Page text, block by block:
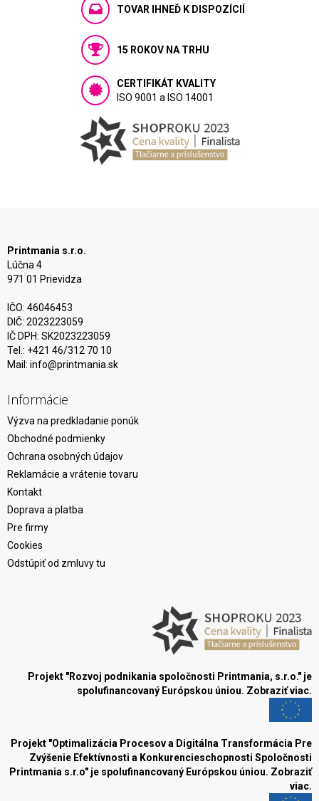
TOVAR IHNEĎ K DISPOZÍCIÍ
15 ROKOV NA TRHU
CERTIFIKÁT KVALITY
ISO 9001 a ISO 14001
Printmania s.r.o.
Lúčna 4
971 01 Prievidza
IČO: 46046453
DIČ: 2023223059
IČ DPH: SK2023223059
Tel.: +421 46/312 70 10
Mail: info@printmania.sk
Informácie
Výzva na predkladanie ponúk
Obchodné podmienky
Ochrana osobných údajov
Reklamácie a vrátenie tovaru
Kontakt
Doprava a platba
Pre firmy
Cookies
Odstúpiť od zmluvy tu
Projekt "Rozvoj podnikania spoločnosti Printmania, s.r.o." je
spolufinancovaný Európskou úniou. Zobraziť viac.
Projekt "Optimalizácia Procesov a Digitálna Transformácia Pre
Zvýšenie Efektívnosti a Konkurencieschopnosti Spoločnosti
Printmania s.r.o" je spolufinancovaný Európskou úniou. Zobraziť
viac.